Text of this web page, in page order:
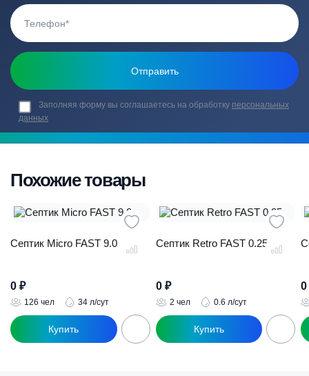
Заполняя форму вы соглашаетесь на обработку персональных
данных
Похожие товары
Септик Micro FAST 9.0
0 ₽
126 чел 34 л/сут
Септик Retro FAST 0.25
0 ₽
2 чел 0.6 л/сут
0